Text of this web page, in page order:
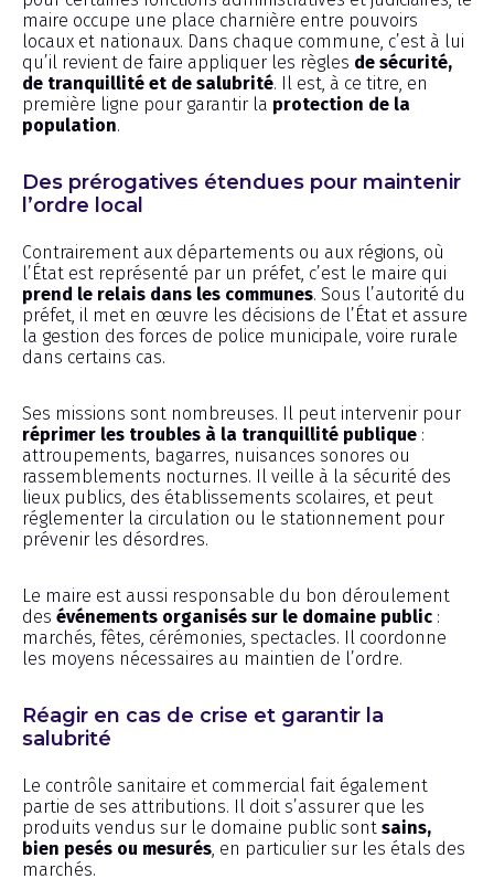
maire occupe une place charnière entre pouvoirs
locaux et nationaux. Dans chaque commune, c’est à lui
qu’il revient de faire appliquer les règles de sécurité,
de tranquillité et de salubrité. Il est, à ce titre, en
première ligne pour garantir la protection de la
population.
Des prérogatives étendues pour maintenir
l’ordre local
Contrairement aux départements ou aux régions, où
l’État est représenté par un préfet, c’est le maire qui
prend le relais dans les communes. Sous l’autorité du
préfet, il met en œuvre les décisions de l’État et assure
la gestion des forces de police municipale, voire rurale
dans certains cas.
Ses missions sont nombreuses. Il peut intervenir pour
réprimer les troubles à la tranquillité publique :
attroupements, bagarres, nuisances sonores ou
rassemblements nocturnes. Il veille à la sécurité des
lieux publics, des établissements scolaires, et peut
réglementer la circulation ou le stationnement pour
prévenir les désordres.
Le maire est aussi responsable du bon déroulement
des événements organisés sur le domaine public :
marchés, fêtes, cérémonies, spectacles. Il coordonne
les moyens nécessaires au maintien de l’ordre.
Réagir en cas de crise et garantir la
salubrité
Le contrôle sanitaire et commercial fait également
partie de ses attributions. Il doit s’assurer que les
produits vendus sur le domaine public sont sains,
bien pesés ou mesurés , en particulier sur les étals des
marchés.